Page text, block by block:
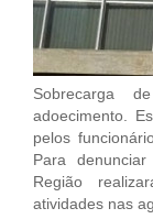
Sobrecarga
adoecimento.
pelos
Para
Região
atividades nas